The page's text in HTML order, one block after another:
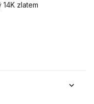
zlatem